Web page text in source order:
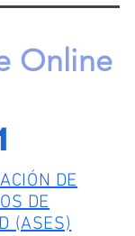
Online
DE
DE
(ASES)